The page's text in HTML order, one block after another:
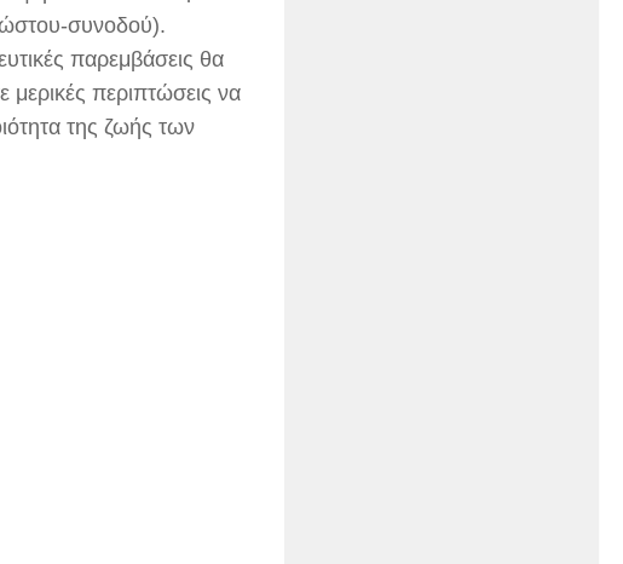
συνοδού).
παρεμβάσεις θα
περιπτώσεις να
της ζωής των